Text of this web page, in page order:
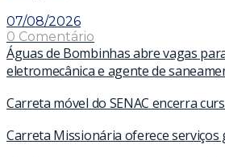
07/08/2026
0 Comentário
Águas de Bombinhas abre vagas
eletromecânica e agente de
Carreta móvel do SENAC encerra
Carreta Missionária oferece serviços